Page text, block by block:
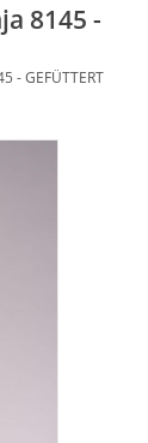
8145 -
- GEFÜTTERT